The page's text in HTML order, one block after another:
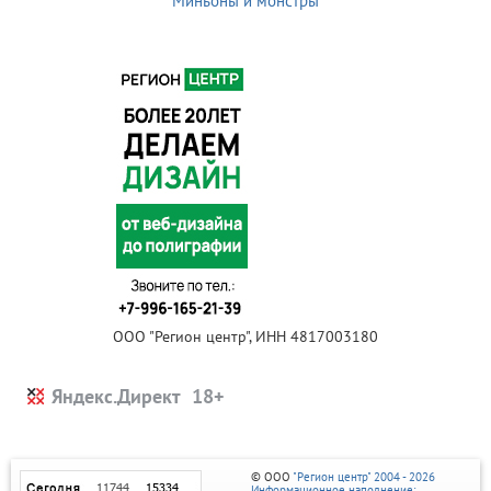
ООО "Регион центр", ИНН 4817003180
Яндекс.Директ
© ООО "Регион центр" 2004 - 2026